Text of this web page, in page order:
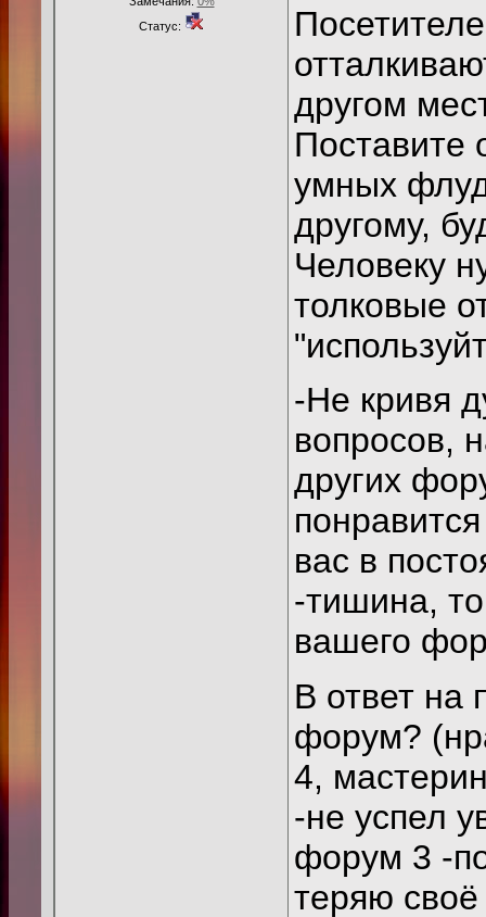
Статус:
другом
Поставите
умных
другому,
Человеку
толковые
-Не кривя
вопросов,
других
вас в
-тишина,
вашего
В ответ на
форум?
4,
-не успел
форум 3 -
теряю